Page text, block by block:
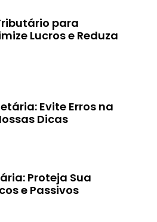
para
Lucros e Reduza
Evite Erros na
Dicas
Proteja Sua
e Passivos